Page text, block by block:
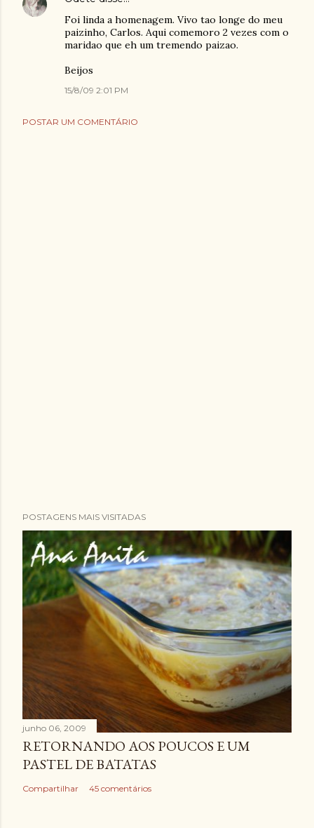
Foi linda a homenagem. Vivo tao longe do meu
paizinho, Carlos. Aqui comemoro 2 vezes com o
maridao que eh um tremendo paizao.
Beijos
15/8/09 2:01 PM
POSTAR UM COMENTÁRIO
POSTAGENS MAIS VISITADAS
junho 06, 2009
RETORNANDO AOS POUCOS E UM
PASTEL DE BATATAS
Compartilhar 45 comentários